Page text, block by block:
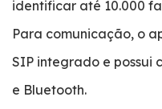
identificar até 10.000
Para comunicação, o
SIP integrado e possui
e Bluetooth.